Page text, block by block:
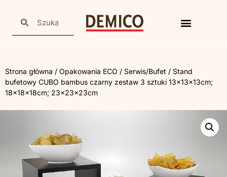
Strona główna / Opakowania ECO / Serwis/Bufet / Stand
bufetowy CUBO bambus czarny zestaw 3 sztuki 13x13x13cm;
18x18x18cm; 23x23x23cm